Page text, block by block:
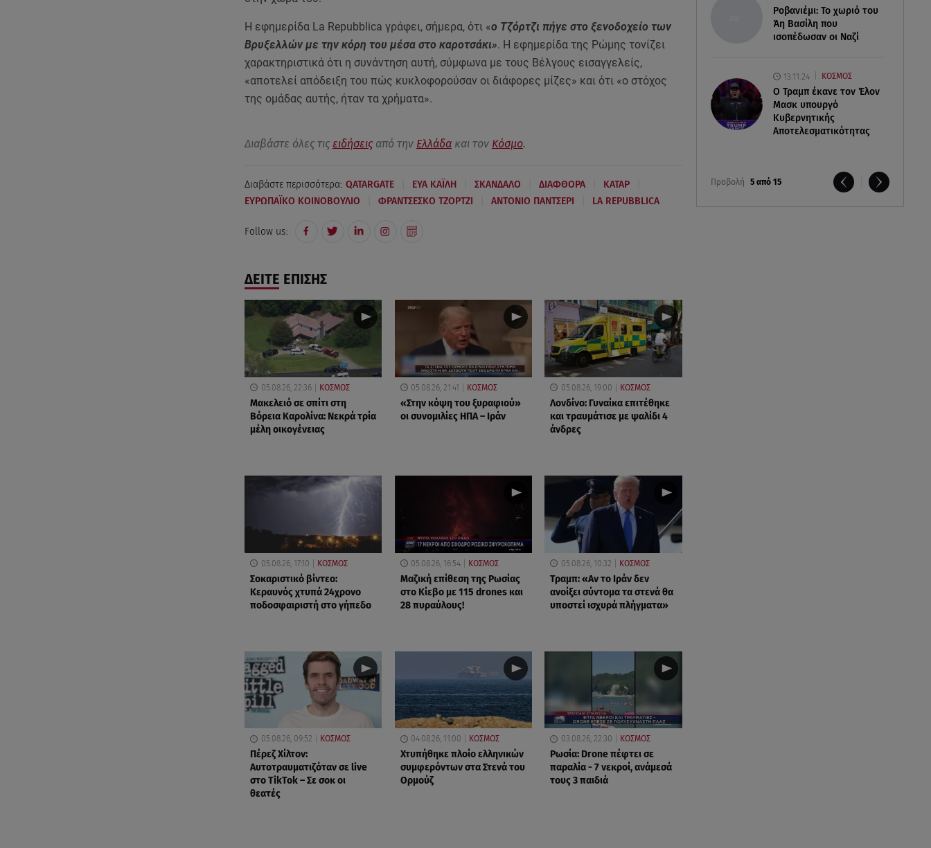
Ροβανιέμι: Το χωριό του
Άη Βασίλη που
ισοπέδωσαν οι Ναζί
13.11.24 ΚΟΣΜΟΣ
O Τραμπ έκανε τον Έλον
Μασκ υπουργό
Κυβερνητικής
Αποτελεσματικότητας
Προβολή 5 από 15
Η εφημερίδα La Repubblica γράφει, σήμερα, ότι «ο Τζόρτζι πήγε στο ξενοδοχείο των
Βρυξελλών με την κόρη του μέσα στο καροτσάκι». Η εφημερίδα της Ρώμης τονίζει
χαρακτηριστικά ότι η συνάντηση αυτή, σύμφωνα με τους Βέλγους εισαγγελείς,
«αποτελεί απόδειξη του πώς κυκλοφορούσαν οι διάφορες μίζες» και ότι «ο στόχος
της ομάδας αυτής, ήταν τα χρήματα».
Διαβάστε όλες τις ειδήσειςαπό την Ελλάδακαι τον Κόσμο.
Διαβάστε περισσότερα: QATARGATE ΕΥΑ ΚΑΪΛΗ ΣΚΑΝΔΑΛΟ ΔΙΑΦΘΟΡΑ ΚΑΤΑΡ
ΕΥΡΩΠΑΪΚΟ ΚΟΙΝΟΒΟΥΛΙΟ ΦΡΑΝΤΣΕΣΚΟ ΤΖΟΡΤΖΙ ΑΝΤΟΝΙΟ ΠΑΝΤΣΕΡΙ LA REPUBBLICA
Follow us:
ΔΕΙΤΕ ΕΠΙΣΗΣ
05.08.26, 22:36 ΚΟΣΜΟΣ
Μακελειό σε σπίτι στη
Βόρεια Καρολίνα: Νεκρά τρία
μέλη οικογένειας
05.08.26, 21:41 ΚΟΣΜΟΣ
«Στην κόψη του ξυραφιού»
οι συνομιλίες ΗΠΑ – Ιράν
05.08.26, 19:00 ΚΟΣΜΟΣ
Λονδίνο: Γυναίκα επιτέθηκε
και τραυμάτισε με ψαλίδι 4
άνδρες
05.08.26, 17:10 ΚΟΣΜΟΣ
Σοκαριστικό βίντεο:
Κεραυνός χτυπά 24χρονο
ποδοσφαιριστή στο γήπεδο
05.08.26, 16:54 ΚΟΣΜΟΣ
Μαζική επίθεση της Ρωσίας
στο Κίεβο με 115 drones και
28 πυραύλους!
05.08.26, 10:32 ΚΟΣΜΟΣ
Τραμπ: «Αν το Ιράν δεν
ανοίξει σύντομα τα στενά θα
υποστεί ισχυρά πλήγματα»
05.08.26, 09:52 ΚΟΣΜΟΣ
Πέρεζ Χίλτον:
Αυτοτραυματιζόταν σε live
στο TikTok – Σε σοκ οι
θεατές
04.08.26, 11:00 ΚΟΣΜΟΣ
Χτυπήθηκε πλοίο ελληνικών
συμφερόντων στα Στενά του
Ορμούζ
03.08.26, 22:30 ΚΟΣΜΟΣ
Ρωσία: Drone πέφτει σε
παραλία - 7 νεκροί, ανάμεσά
τους 3 παιδιά